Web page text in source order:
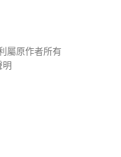
屬原作者所有
明